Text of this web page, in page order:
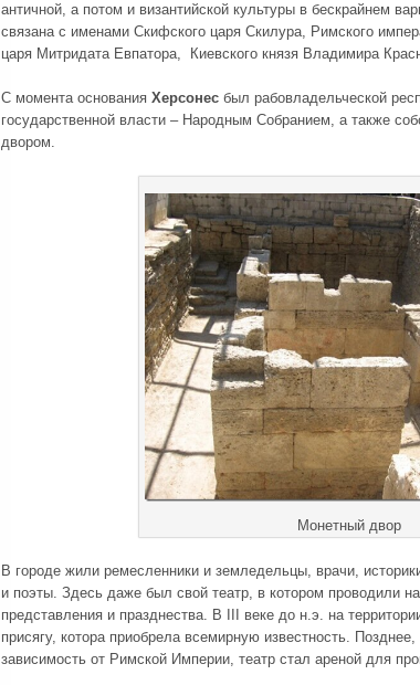
античной, а потом и византийской культуры в бескрайнем
связана с именами Скифского царя Скилура, Римского
царя Митридата Евпатора, Киевского князя Владимира
С момента основания Херсонес был рабовладельческой
государственной власти – Народным Собранием, а также
двором.
Монетный двор
В городе жили ремесленники и земледельцы, врачи,
и поэты. Здесь даже был свой театр, в котором проводили
представления и празднества. В III веке до н.э. на
присягу, котора приобрела всемирную известность.
зависимость от Римской Империи, театр стал ареной для